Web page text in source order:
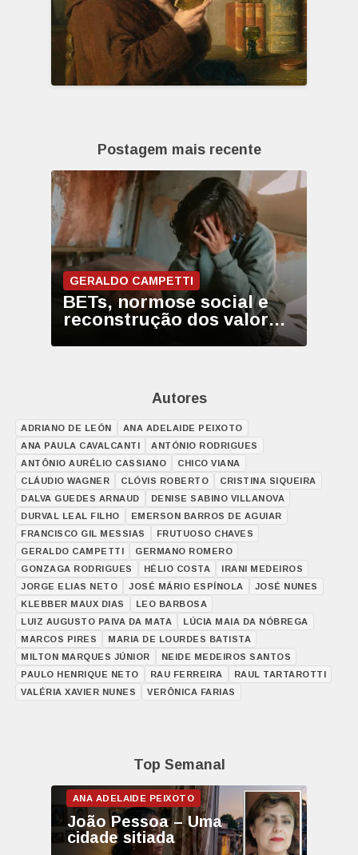
Postagem mais recente
GERALDO CAMPETTI
BETs, normose social e
reconstrução dos valores
Autores
ADRIANO DE LEÓN
ANA ADELAIDE PEIXOTO
ANA PAULA CAVALCANTI
ANTÓNIO RODRIGUES
ANTÔNIO AURÉLIO CASSIANO
CHICO VIANA
CLÁUDIO WAGNER
CLÓVIS ROBERTO
CRISTINA SIQUEIRA
DALVA GUEDES ARNAUD
DENISE SABINO VILLANOVA
DURVAL LEAL FILHO
EMERSON BARROS DE AGUIAR
FRANCISCO GIL MESSIAS
FRUTUOSO CHAVES
GERALDO CAMPETTI
GERMANO ROMERO
GONZAGA RODRIGUES
HÉLIO COSTA
IRANI MEDEIROS
JORGE ELIAS NETO
JOSÉ MÁRIO ESPÍNOLA
JOSÉ NUNES
KLEBBER MAUX DIAS
LEO BARBOSA
LUIZ AUGUSTO PAIVA DA MATA
LÚCIA MAIA DA NÓBREGA
MARCOS PIRES
MARIA DE LOURDES BATISTA
MILTON MARQUES JÚNIOR
NEIDE MEDEIROS SANTOS
PAULO HENRIQUE NETO
RAU FERREIRA
RAUL TARTAROTTI
VALÉRIA XAVIER NUNES
VERÔNICA FARIAS
Top Semanal
João Pessoa – Uma
cidade sitiada